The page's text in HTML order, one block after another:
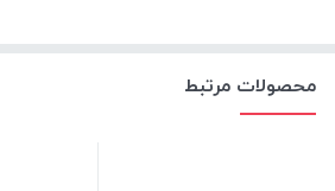
محصولات مرتبط